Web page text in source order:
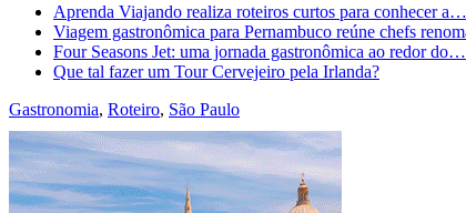
Aprenda Viajando realiza roteiros curtos para conhecer a…
Viagem gastronômica para Pernambuco reúne chefs
Four Seasons Jet: uma jornada gastronômica ao redor do…
Que tal fazer um Tour Cervejeiro pela Irlanda?
Gastronomia, Roteiro, São Paulo